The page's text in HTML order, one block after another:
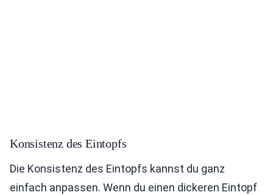
Konsistenz des Eintopfs
Die Konsistenz des Eintopfs kannst du ganz
einfach anpassen. Wenn du einen dickeren Eintopf